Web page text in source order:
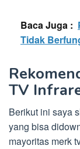
Baca Juga :
Tidak
TV
Berikut ini saya
yang bisa
mayoritas merk